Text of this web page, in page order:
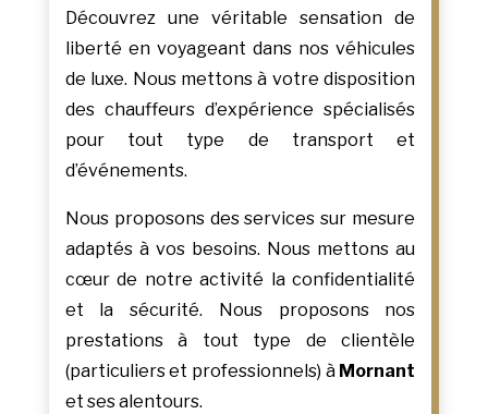
Découvrez une véritable sensation de
liberté en voyageant dans nos véhicules
de luxe. Nous mettons à votre disposition
des chauffeurs d’expérience spécialisés
pour tout type de transport et
d’événements.
Nous proposons des services sur mesure
adaptés à vos besoins. Nous mettons au
cœur de notre activité la confidentialité
et la sécurité. Nous proposons nos
prestations à tout type de clientèle
(particuliers et professionnels) à Mornant
et ses alentours.